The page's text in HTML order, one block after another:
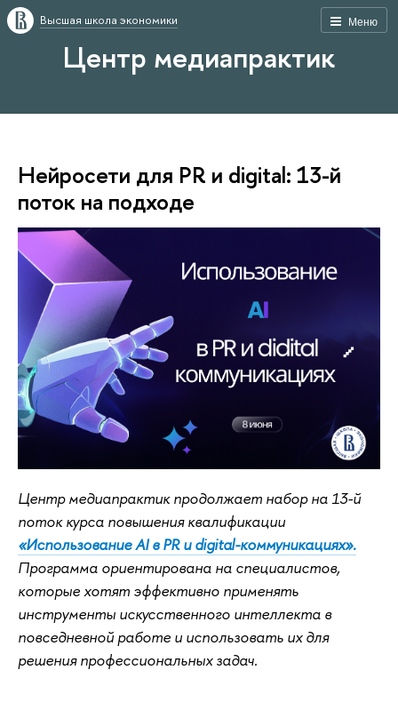
Меню
Высшая школа экономики
Центр медиапрактик
Нейросети для PR и digital: 13-й
поток на подходе
Центр медиапрактик продолжает набор на 13-й
поток курса повышения квалификации
«Использование AI в PR и digital-коммуникациях».
Программа ориентирована на специалистов,
которые хотят эффективно применять
инструменты искусственного интеллекта в
повседневной работе и использовать их для
решения профессиональных задач.